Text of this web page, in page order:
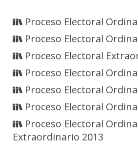
Proceso Electoral
Proceso Electoral
Proceso Electoral
Proceso Electoral
Proceso Electoral
Proceso Electoral
Proceso Electoral
Extraordinario 2013